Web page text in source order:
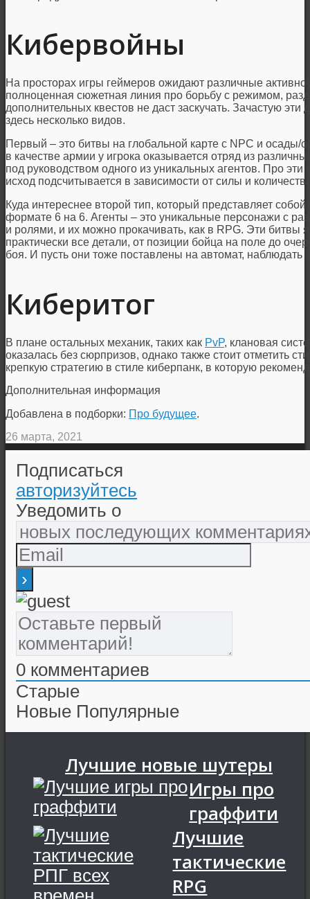
Кибервойны
На просторах игры геймеров ожидают различные
полноценная сюжетная линия про борьбу с режимом,
дополнительных квестов не даст заскучать. Зачастую
здесь несколько видов.
Первый – это битвы на глобальной карте с NPC и осады/
в качестве армии у игрока оказывается отряд из
под руководством одного из уникальных агентов. Про
исход подсчитывается в зависимости от силы и
Куда интереснее второй тип, который представляет
формате 6 на 6. Агенты – это уникальные персонажи с
и ролями, и их можно прокачивать, как в RPG. Эти битвы
практически все детали, от позиции бойца на поле до
боя. И пусть они тоже поставлены на автомат, наблюдать
Киберитог
В плане остальных механик, таких как PvP, клановая
оказалась без сюрпризов, однако также стоит отметить
крепкую стратегию в стиле киберпанк, в которую
Дополнительная информация
Добавлена в подборки: Про будущее.
26 марта, 2021
Подписаться
авторизуйтесь
Уведомить о
0 комментариев
Старые
Новые Популярные
Лучшие новые шутеры
Игры про
граффити
Лучшие
тактические
RPG